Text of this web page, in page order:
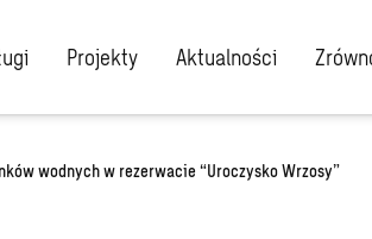
Projekty Aktualności
wodnych w rezerwacie “Uroczysko Wrzosy”